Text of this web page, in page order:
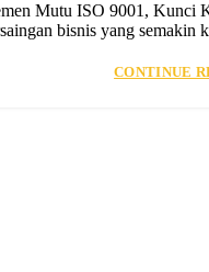
Mutu ISO 9001, Kunci
bisnis yang semakin
CONTINUE